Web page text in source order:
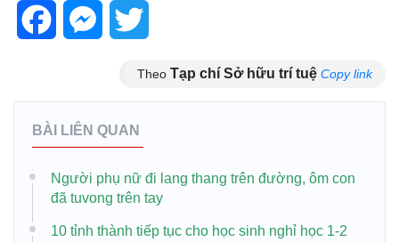
FacebookMessenger
Theo Tạp chí Sở hữu trí tuệ Copy link
BÀI LIÊN QUAN
Người phụ nữ đi lang thang trên đường, ôm con
đã tuvong trên tay
10 tỉnh thành tiếp tục cho học sinh nghỉ học 1-2